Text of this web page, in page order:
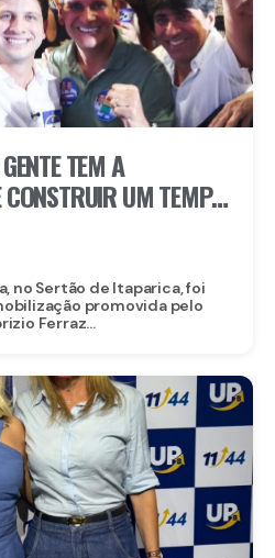
TEM A
CONSTRUIR UM TEMPO
no Sertão de Itaparica, foi
promovida pelo
Ferraz...